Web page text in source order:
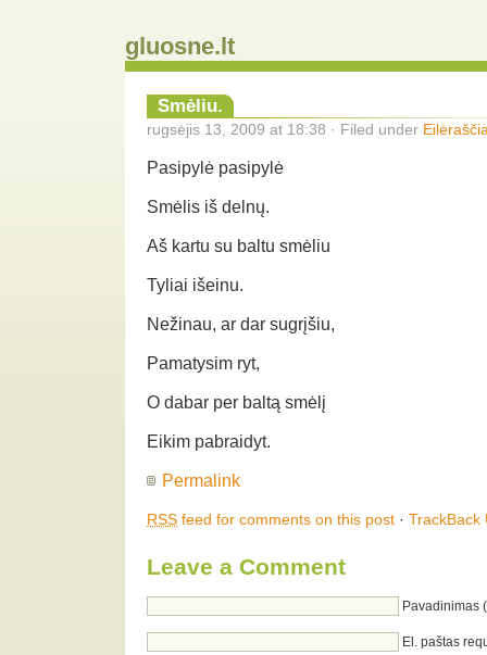
gluosne.lt
Smėliu.
rugsėjis 13, 2009 at 18:38 · Filed under
Pasipylė pasipylė
Smėlis iš delnų.
Aš kartu su baltu smėliu
Tyliai išeinu.
Nežinau, ar dar sugrįšiu,
Pamatysim ryt,
O dabar per baltą smėlį
Eikim pabraidyt.
Permalink
RSS feed for comments on this post · TrackBack
Leave a Comment
Pavadinimas
El. paštas